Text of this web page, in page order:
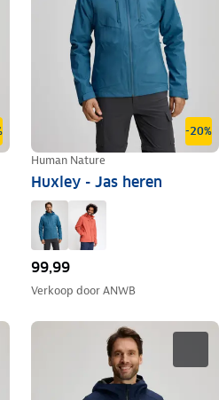
-20%
Human Nature
Huxley - Jas heren
99,99
Verkoop doorANWB